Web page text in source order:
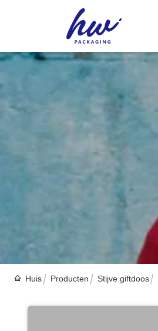
Huis Producten Stijve giftdoos